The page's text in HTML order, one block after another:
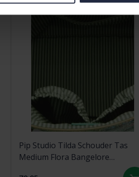
Pip Studio Tilda Schouder Tas
Medium Flora Bangelore